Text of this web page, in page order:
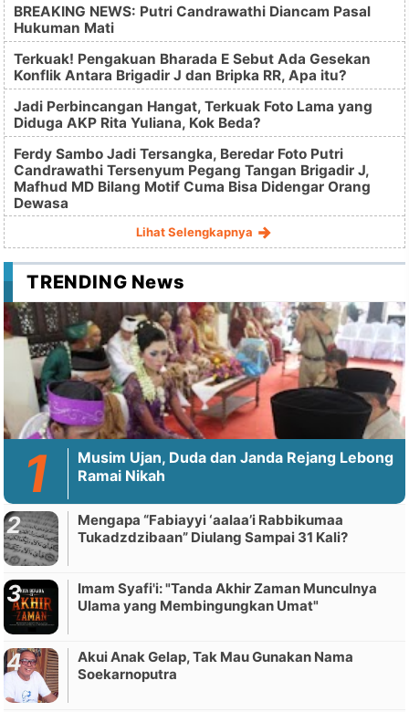
BREAKING NEWS: Putri Candrawathi Diancam Pasal
Hukuman Mati
Terkuak! Pengakuan Bharada E Sebut Ada Gesekan
Konflik Antara Brigadir J dan Bripka RR, Apa itu?
Jadi Perbincangan Hangat, Terkuak Foto Lama yang
Diduga AKP Rita Yuliana, Kok Beda?
Ferdy Sambo Jadi Tersangka, Beredar Foto Putri
Candrawathi Tersenyum Pegang Tangan Brigadir J,
Mafhud MD Bilang Motif Cuma Bisa Didengar Orang
Dewasa
Lihat Selengkapnya
TRENDING News
Musim Ujan, Duda dan Janda Rejang Lebong
Ramai Nikah
Mengapa “Fabiayyi ‘aalaa’i Rabbikumaa
Tukadzdzibaan” Diulang Sampai 31 Kali?
Imam Syafi'i: "Tanda Akhir Zaman Munculnya
Ulama yang Membingungkan Umat"
Akui Anak Gelap, Tak Mau Gunakan Nama
Soekarnoputra